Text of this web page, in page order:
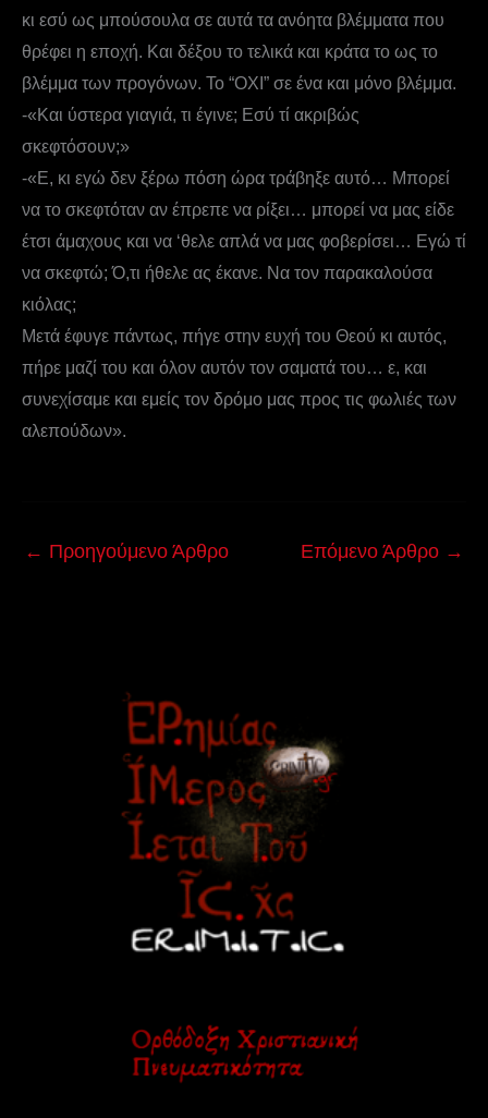
κι εσύ ως μπούσουλα σε αυτά τα ανόητα βλέμματα που
θρέφει η εποχή. Και δέξου το τελικά και κράτα το ως το
βλέμμα των προγόνων. Το “ΟΧΙ” σε ένα και μόνο βλέμμα.
-«Και ύστερα γιαγιά, τι έγινε; Εσύ τί ακριβώς
σκεφτόσουν;»
-«Ε, κι εγώ δεν ξέρω πόση ώρα τράβηξε αυτό… Μπορεί
να το σκεφτόταν αν έπρεπε να ρίξει… μπορεί να μας είδε
έτσι άμαχους και να ‘θελε απλά να μας φοβερίσει… Εγώ τί
να σκεφτώ; Ό,τι ήθελε ας έκανε. Να τον παρακαλούσα
κιόλας;
Μετά έφυγε πάντως, πήγε στην ευχή του Θεού κι αυτός,
πήρε μαζί του και όλον αυτόν τον σαματά του… ε, και
συνεχίσαμε και εμείς τον δρόμο μας προς τις φωλιές των
αλεπούδων».
← Προηγούμενο Άρθρο Επόμενο Άρθρο →